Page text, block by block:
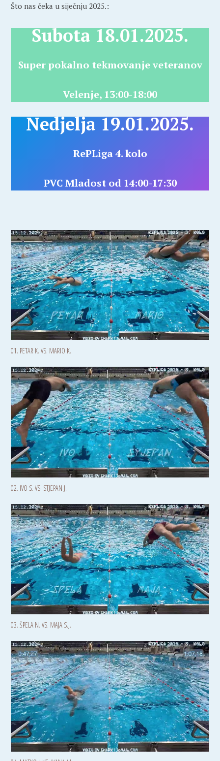
Što nas čeka u siječnju 2025.:
Subota 18.01.2025.
Super pokalno tekmovanje veteranov
Velenje, 13:00-18:00
Nedjelja 19.01.2025.
RePLiga 4. kolo
PVC Mladost od 14:00-17:30
01. PETAR K. VS. MARIO K.
02. IVO S. VS. STJEPAN J.
03. ŠPELA N. VS. MAJA S.J.